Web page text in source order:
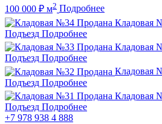
100 000 ₽ м2 Подробнее
Продана Кладовая
Подъезд Подробнее
Продана Кладовая
Подъезд Подробнее
Продана Кладовая
Подъезд Подробнее
Продана Кладовая
Подъезд Подробнее
+7 978 938 4 888